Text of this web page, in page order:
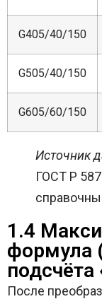
G405/40/150
G505/40/150
G605/60/150
Источник
ГОСТ Р
1.4
формула
подсчёта
После